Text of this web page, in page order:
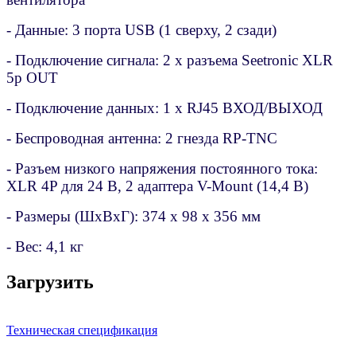
- Данные: 3 порта USB (1 сверху, 2 сзади)
- Подключение сигнала: 2 x разъема Seetronic XLR
5p OUT
- Подключение данных: 1 x RJ45 ВХОД/ВЫХОД
- Беспроводная антенна: 2 гнезда RP-TNC
- Разъем низкого напряжения постоянного тока:
XLR 4P для 24 В, 2 адаптера V-Mount (14,4 В)
- Размеры (ШxВxГ): 374 x 98 x 356 мм
- Вес: 4,1 кг
Загрузить
Техническая спецификация